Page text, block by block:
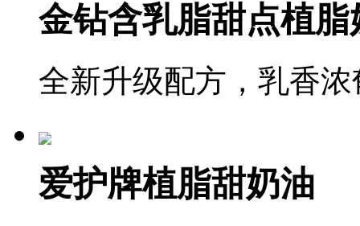
金钻含乳脂甜点植脂
全新升级配方，乳香
爱护牌植脂甜奶油